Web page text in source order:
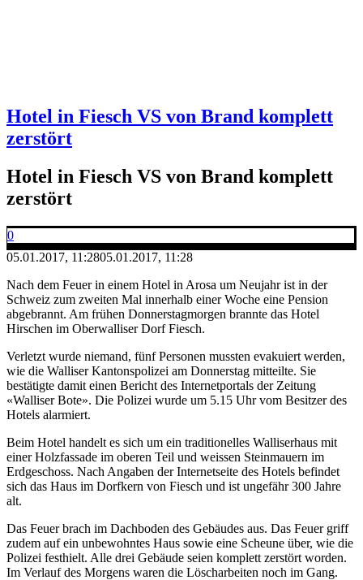
Hotel in Fiesch VS von Brand komplett
zerstört
Hotel in Fiesch VS von Brand komplett
zerstört
0
05.01.2017, 11:2805.01.2017, 11:28
Nach dem Feuer in einem Hotel in Arosa um Neujahr ist in der
Schweiz zum zweiten Mal innerhalb einer Woche eine Pension
abgebrannt. Am frühen Donnerstagmorgen brannte das Hotel
Hirschen im Oberwalliser Dorf Fiesch.
Verletzt wurde niemand, fünf Personen mussten evakuiert werden,
wie die Walliser Kantonspolizei am Donnerstag mitteilte. Sie
bestätigte damit einen Bericht des Internetportals der Zeitung
«Walliser Bote». Die Polizei wurde um 5.15 Uhr vom Besitzer des
Hotels alarmiert.
Beim Hotel handelt es sich um ein traditionelles Walliserhaus mit
einer Holzfassade im oberen Teil und weissen Steinmauern im
Erdgeschoss. Nach Angaben der Internetseite des Hotels befindet
sich das Haus im Dorfkern von Fiesch und ist ungefähr 300 Jahre
alt.
Das Feuer brach im Dachboden des Gebäudes aus. Das Feuer griff
zudem auf ein unbewohntes Haus sowie eine Scheune über, wie die
Polizei festhielt. Alle drei Gebäude seien komplett zerstört worden.
Im Verlauf des Morgens waren die Löscharbeiten noch im Gang.